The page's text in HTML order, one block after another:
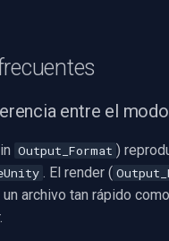
entre el
Output_Format )
. El render (
archivo tan rápido